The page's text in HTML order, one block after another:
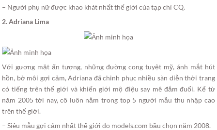
– Người phụ nữ được khao khát nhất thế giới của tạp chí CQ.
2. Adriana Lima
Với gương mặt ấn tượng, những đường cong tuyệt mỹ, ánh mắt hút
hồn, bờ môi gợi cảm, Adriana đã chinh phục nhiều sàn diễn thời trang
có tiếng trên thế giới và khiến giới mộ điệu say mê đắm đuối. Kể từ
năm 2005 tới nay, cô luôn nằm trong top 5 người mẫu thu nhập cao
trên thế giới.
– Siêu mẫu gợi cảm nhất thế giới do models.com bầu chọn năm 2008.